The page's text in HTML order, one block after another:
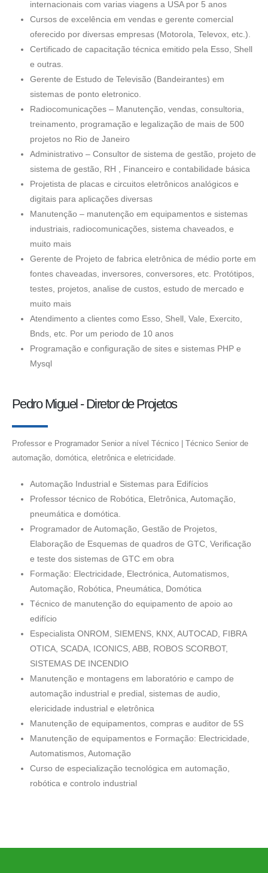
internacionais com varias viagens a USA por 5 anos
Cursos de excelência em vendas e gerente comercial
oferecido por diversas empresas (Motorola, Televox, etc.).
Certificado de capacitação técnica emitido pela Esso, Shell
e outras.
Gerente de Estudo de Televisão (Bandeirantes) em
sistemas de ponto eletronico.
Radiocomunicações – Manutenção, vendas, consultoria,
treinamento, programação e legalização de mais de 500
projetos no Rio de Janeiro
Administrativo – Consultor de sistema de gestão, projeto de
sistema de gestão, RH , Financeiro e contabilidade básica
Projetista de placas e circuitos eletrônicos analógicos e
digitais para aplicações diversas
Manutenção – manutenção em equipamentos e sistemas
industriais, radiocomunicações, sistema chaveados, e
muito mais
Gerente de Projeto de fabrica eletrônica de médio porte em
fontes chaveadas, inversores, conversores, etc. Protótipos,
testes, projetos, analise de custos, estudo de mercado e
muito mais
Atendimento a clientes como Esso, Shell, Vale, Exercito,
Bnds, etc. Por um periodo de 10 anos
Programação e configuração de sites e sistemas PHP e
Mysql
Pedro Miguel - Diretor de Projetos
Professor e Programador Senior a nível Técnico | Técnico Senior de
automação, domótica, eletrônica e eletricidade.
Automação Industrial e Sistemas para Edifícios
Professor técnico de Robótica, Eletrônica, Automação,
pneumática e domótica.
Programador de Automação, Gestão de Projetos,
Elaboração de Esquemas de quadros de GTC, Verificação
e teste dos sistemas de GTC em obra
Formação: Electricidade, Electrónica, Automatismos,
Automação, Robótica, Pneumática, Domótica
Técnico de manutenção do equipamento de apoio ao
edifício
Especialista ONROM, SIEMENS, KNX, AUTOCAD, FIBRA
OTICA, SCADA, ICONICS, ABB, ROBOS SCORBOT,
SISTEMAS DE INCENDIO
Manutenção e montagens em laboratório e campo de
automação industrial e predial, sistemas de audio,
elericidade industrial e eletrônica
Manutenção de equipamentos, compras e auditor de 5S
Manutenção de equipamentos e Formação: Electricidade,
Automatismos, Automação
Curso de especialização tecnológica em automação,
robótica e controlo industrial